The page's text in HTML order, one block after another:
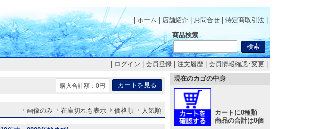
| ホーム
店舗紹介 お問合せ 特定商取引法
商品検索
ログイン 会員登録 注文履歴 会員情報確認･変更
購入合計額：0円
画像のみ 在庫切れも表示 価格順 人気順
現在のカゴの中身
カートに0種類
商品の合計は0個